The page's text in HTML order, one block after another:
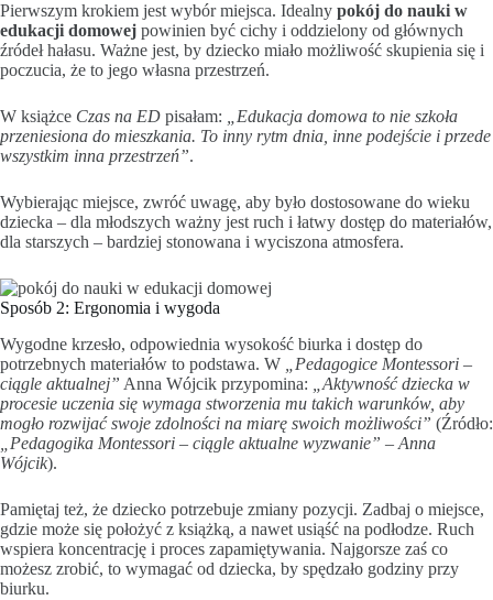
Pierwszym krokiem jest wybór miejsca. Idealny pokój do nauki w
edukacji domowej powinien być cichy i oddzielony od głównych
źródeł hałasu. Ważne jest, by dziecko miało możliwość skupienia się i
poczucia, że to jego własna przestrzeń.
W książce Czas na ED pisałam:
„Edukacja domowa to nie szkoła
przeniesiona do mieszkania. To inny rytm dnia, inne podejście i przede
wszystkim inna przestrzeń”.
Wybierając miejsce, zwróć uwagę, aby było dostosowane do wieku
dziecka – dla młodszych ważny jest ruch i łatwy dostęp do materiałów,
dla starszych – bardziej stonowana i wyciszona atmosfera.
Sposób 2: Ergonomia i wygoda
Wygodne krzesło, odpowiednia wysokość biurka i dostęp do
potrzebnych materiałów to podstawa. W
„Pedagogice Montessori –
ciągle aktualnej” Anna Wójcik przypomina:
„Aktywność dziecka w
procesie uczenia się wymaga stworzenia mu takich warunków, aby
mogło rozwijać swoje zdolności na miarę swoich możliwości” (Źródło:
„Pedagogika Montessori – ciągle aktualne wyzwanie” – Anna
Wójcik).
Pamiętaj też, że dziecko potrzebuje zmiany pozycji. Zadbaj o miejsce,
gdzie może się położyć z książką, a nawet usiąść na podłodze. Ruch
wspiera koncentrację i proces zapamiętywania. Najgorsze zaś co
możesz zrobić, to wymagać od dziecka, by spędzało godziny przy
biurku.